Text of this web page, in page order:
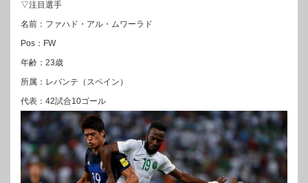
▽注目選手
名前：ファハド・アル・ムワーラド
Pos：FW
年齢：23歳
所属：レバンテ（スペイン）
代表：42試合10ゴール